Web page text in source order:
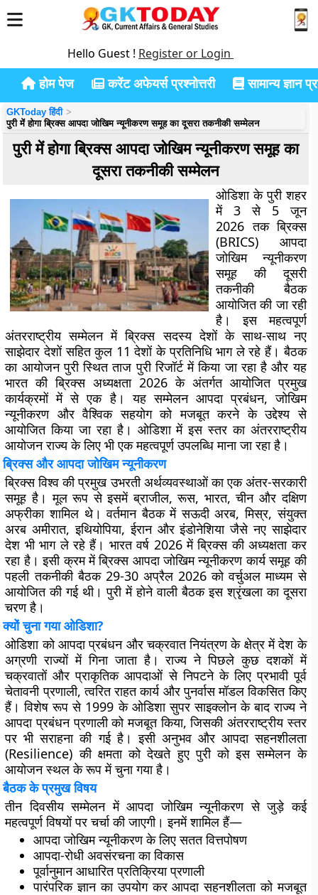
Hello Guest ! Register or Login
होम पेज करेंट अफेयर्स प्रश्नोत्तरी सामान्य ज्ञान
GKToday हिंदी
पुरी में होगा ब्रिक्स आपदा जोखिम न्यूनीकरण समूह का दूसरा तकनीकी सम्मेलन
पुरी में होगा ब्रिक्स आपदा जोखिम न्यूनीकरण समूह का
दूसरा तकनीकी सम्मेलन
ओडिशा के पुरी शहर
में 3 से 5 जून
2026 तक ब्रिक्स
(BRICS) आपदा
जोखिम न्यूनीकरण
समूह की दूसरी
तकनीकी बैठक
आयोजित की जा रही
है। इस महत्वपूर्ण
अंतरराष्ट्रीय सम्मेलन में ब्रिक्स सदस्य देशों के साथ-साथ नए
साझेदार देशों सहित कुल 11 देशों के प्रतिनिधि भाग ले रहे हैं। बैठक
का आयोजन पुरी स्थित ताज पुरी रिजॉर्ट में किया जा रहा है और यह
भारत की ब्रिक्स अध्यक्षता 2026 के अंतर्गत आयोजित प्रमुख
कार्यक्रमों में से एक है। यह सम्मेलन आपदा प्रबंधन, जोखिम
न्यूनीकरण और वैश्विक सहयोग को मजबूत करने के उद्देश्य से
आयोजित किया जा रहा है। ओडिशा में इस स्तर का अंतरराष्ट्रीय
आयोजन राज्य के लिए भी एक महत्वपूर्ण उपलब्धि माना जा रहा है।
ब्रिक्स और आपदा जोखिम न्यूनीकरण
ब्रिक्स विश्व की प्रमुख उभरती अर्थव्यवस्थाओं का एक अंतर-सरकारी
समूह है। मूल रूप से इसमें ब्राजील, रूस, भारत, चीन और दक्षिण
अफ्रीका शामिल थे। वर्तमान बैठक में सऊदी अरब, मिस्र, संयुक्त
अरब अमीरात, इथियोपिया, ईरान और इंडोनेशिया जैसे नए साझेदार
देश भी भाग ले रहे हैं। भारत वर्ष 2026 में ब्रिक्स की अध्यक्षता कर
रहा है। इसी क्रम में ब्रिक्स आपदा जोखिम न्यूनीकरण कार्य समूह की
पहली तकनीकी बैठक 29-30 अप्रैल 2026 को वर्चुअल माध्यम से
आयोजित की गई थी। पुरी में होने वाली बैठक इस श्रृंखला का दूसरा
चरण है।
क्यों चुना गया ओडिशा?
ओडिशा को आपदा प्रबंधन और चक्रवात नियंत्रण के क्षेत्र में देश के
अग्रणी राज्यों में गिना जाता है। राज्य ने पिछले कुछ दशकों में
चक्रवातों और प्राकृतिक आपदाओं से निपटने के लिए प्रभावी पूर्व
चेतावनी प्रणाली, त्वरित राहत कार्य और पुनर्वास मॉडल विकसित किए
हैं। विशेष रूप से 1999 के ओडिशा सुपर साइक्लोन के बाद राज्य ने
आपदा प्रबंधन प्रणाली को मजबूत किया, जिसकी अंतरराष्ट्रीय स्तर
पर भी सराहना की गई है। इसी अनुभव और आपदा सहनशीलता
(Resilience) की क्षमता को देखते हुए पुरी को इस सम्मेलन के
आयोजन स्थल के रूप में चुना गया है।
बैठक के प्रमुख विषय
तीन दिवसीय सम्मेलन में आपदा जोखिम न्यूनीकरण से जुड़े कई
महत्वपूर्ण विषयों पर चर्चा की जाएगी। इनमें शामिल हैं—
आपदा जोखिम न्यूनीकरण के लिए सतत वित्तपोषण
आपदा-रोधी अवसंरचना का विकास
पूर्वानुमान आधारित प्रतिक्रिया प्रणाली
पारंपरिक ज्ञान का उपयोग कर आपदा सहनशीलता को मजबूत